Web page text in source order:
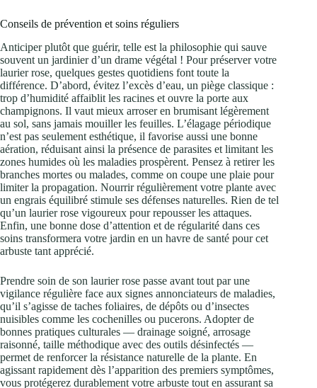
Conseils de prévention et soins réguliers
Anticiper plutôt que guérir, telle est la philosophie qui sauve
souvent un jardinier d’un drame végétal ! Pour préserver votre
laurier rose, quelques gestes quotidiens font toute la
différence. D’abord, évitez l’excès d’eau, un piège classique :
trop d’humidité affaiblit les racines et ouvre la porte aux
champignons. Il vaut mieux arroser en brumisant légèrement
au sol, sans jamais mouiller les feuilles. L’élagage périodique
n’est pas seulement esthétique, il favorise aussi une bonne
aération, réduisant ainsi la présence de parasites et limitant les
zones humides où les maladies prospèrent. Pensez à retirer les
branches mortes ou malades, comme on coupe une plaie pour
limiter la propagation. Nourrir régulièrement votre plante avec
un engrais équilibré stimule ses défenses naturelles. Rien de tel
qu’un laurier rose vigoureux pour repousser les attaques.
Enfin, une bonne dose d’attention et de régularité dans ces
soins transformera votre jardin en un havre de santé pour cet
arbuste tant apprécié.
Prendre soin de son laurier rose passe avant tout par une
vigilance régulière face aux signes annonciateurs de maladies,
qu’il s’agisse de taches foliaires, de dépôts ou d’insectes
nuisibles comme les cochenilles ou pucerons. Adopter de
bonnes pratiques culturales — drainage soigné, arrosage
raisonné, taille méthodique avec des outils désinfectés —
permet de renforcer la résistance naturelle de la plante. En
agissant rapidement dès l’apparition des premiers symptômes,
vous protégerez durablement votre arbuste tout en assurant sa